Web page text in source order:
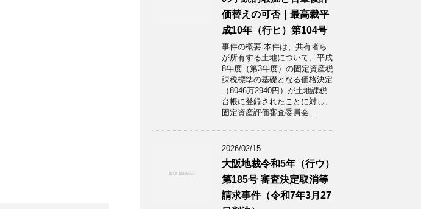
価替えの可否｜最高裁平
成10年（行ヒ）第104号
事件の概要 本件は、共有者ら
が所有する土地について、平成
8年度（第3年度）の固定資産税
課税標準の基礎となる価格決定
（8046万2940円）が土地課税
台帳に登録されたことに対し、
固定資産評価審査委員会 …
2026/02/15
大阪地裁令和5年（行ウ）
第185号 審査決定取消等
請求事件（令和7年3月27